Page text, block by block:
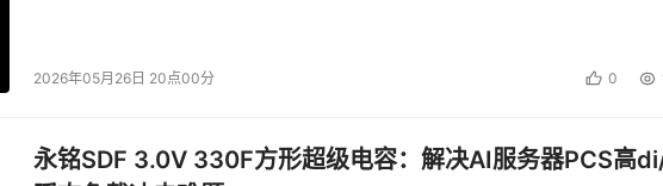
司总裁兼首席执行官段建军表示：“我们在全新的CLA上搭载豆包AI大模型，
、精细化兴趣点搜索等，让这款车成为更懂中国客户、更懂生活场景、更加善
2026年05月26日 20点00分 0
永铭SDF 3.0V 330F方形超级电容：解决AI服务器PCS高